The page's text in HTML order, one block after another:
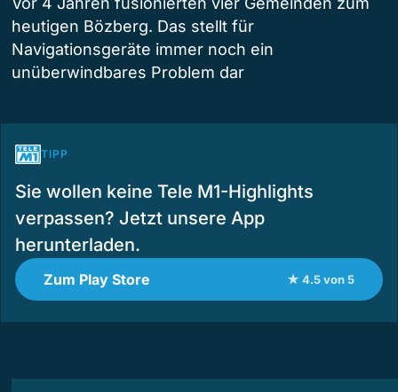
heutigen Bözberg. Das stellt für
Navigationsgeräte immer noch ein
unüberwindbares Problem dar
TIPP
Sie wollen keine Tele M1-Highlights
verpassen? Jetzt unsere App
herunterladen.
Zum Play Store ★ 4.5 von 5